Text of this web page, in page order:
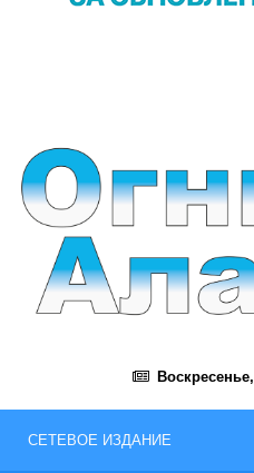
Воскресенье,
СЕТЕВОЕ ИЗДАНИЕ